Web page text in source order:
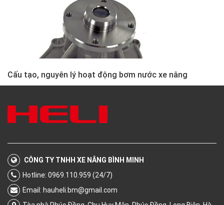
Cấu tạo, nguyên lý hoạt động bơm nước xe nâng
CÔNG TY TNHH XE NÂNG BÌNH MINH
Hotline: 0969.110.959 (24/7)
Email: hauheli.bm@gmail.com